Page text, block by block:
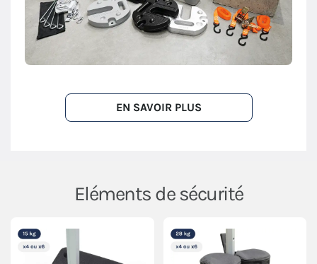
EN SAVOIR PLUS
Eléments de sécurité